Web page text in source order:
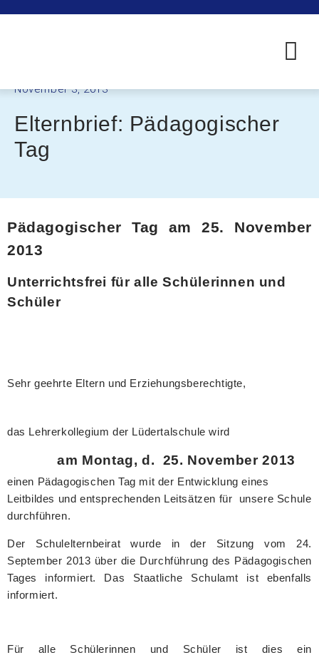
November 3, 2013
Elternbrief: Pädagogischer
Tag
Pädagogischer Tag am 25. November
2013
Unterrichtsfrei für alle Schülerinnen und
Schüler
Sehr geehrte Eltern und Erziehungsberechtigte,
das Lehrerkollegium der Lüdertalschule wird
am Montag, d. 25. November 2013
einen Pädagogischen Tag mit der Entwicklung eines
Leitbildes und entsprechenden Leitsätzen für
unsere Schule
durchführen.
Der Schulelternbeirat wurde in der Sitzung vom 24.
September 2013 über die Durchführung des Pädagogischen
Tages informiert. Das Staatliche Schulamt ist ebenfalls
informiert.
Für alle Schülerinnen und Schüler ist dies ein